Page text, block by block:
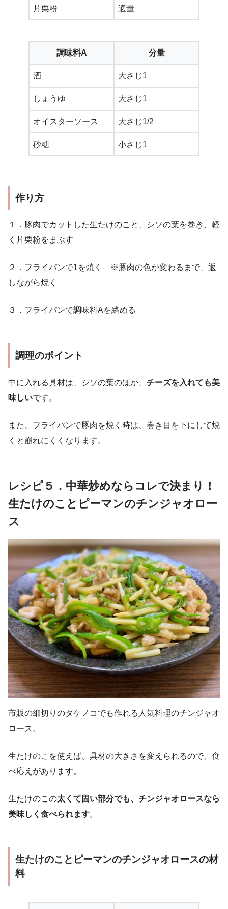
片栗粉 適量
調味料A 分量
酒 大さじ1
しょうゆ 大さじ1
オイスターソース 大さじ1/2
砂糖 小さじ1
作り方
１．豚肉でカットした生たけのこと、シソの葉を巻き、軽
く片栗粉をまぶす
２．フライパンで1を焼く ※豚肉の色が変わるまで、返
しながら焼く
３．フライパンで調味料Aを絡める
調理のポイント
中に入れる具材は、シソの葉のほか、 チーズを入れても美
味しいです。
また、フライパンで豚肉を焼く時は、巻き目を下にして焼
くと崩れにくくなります。
レシピ５．中華炒めならコレで決まり！
生たけのことピーマンのチンジャオロー
ス
市販の細切りのタケノコでも作れる人気料理のチンジャオ
ロース。
生たけのこを使えば、具材の大きさを変えられるので、食
べ応えがあります。
生たけのこの太くて固い部分でも、チンジャオロースなら
美味しく食べられます。
生たけのことピーマンのチンジャオロースの材
料